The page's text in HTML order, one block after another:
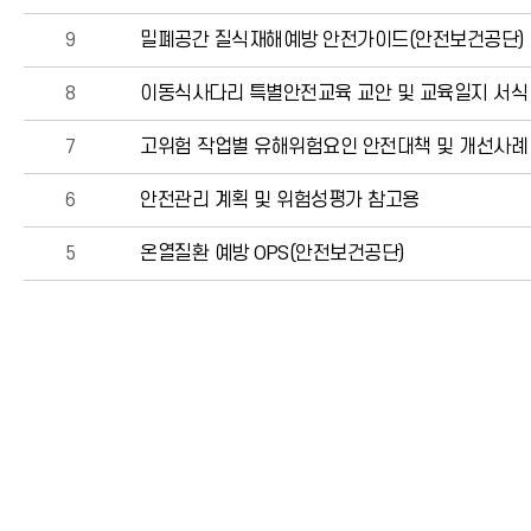
9 밀폐공간 질식재해예방 안전가이드(안전보건공단)
8 이동식사다리 특별안전교육 교안 및 교육일지 서식
7 고위험 작업별 유해위험요인 안전대책 및 개선사례
6 안전관리 계획 및 위험성평가 참고용
5 온열질환 예방 OPS(안전보건공단)